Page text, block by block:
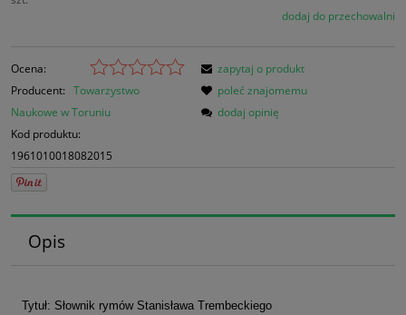
dodaj do przechowalni
Ocena:
Producent: Towarzystwo
Naukowe w Toruniu
Kod produktu:
1961010018082015
zapytaj o produkt
poleć znajomemu
dodaj opinię
Opis
Tytuł: Słownik rymów Stanisława Trembeckiego